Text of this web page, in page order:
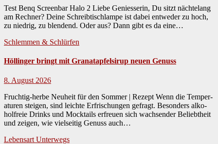
Test Benq Screenbar Halo 2 Liebe Geniesserin, Du sitzt nächte­lang
am Rech­n­er? Deine Schreibtis­chlampe ist dabei entwed­er zu hoch,
zu niedrig, zu blendend. Oder aus? Dann gibt es da eine…
Schlemmen & Schlürfen
Höllinger bringt mit Granatapfelsirup neuen Genuss
8. August 2026
Fruchtig-herbe Neuheit für den Sommer | Rezept Wenn die Tem­per­
a­turen steigen, sind leichte Erfrischun­gen gefragt. Beson­ders alko­
hol­freie Drinks und Mock­tails erfreuen sich wach­sender Beliebtheit
und zeigen, wie viel­seit­ig Genuss auch…
Lebensart Unterwegs